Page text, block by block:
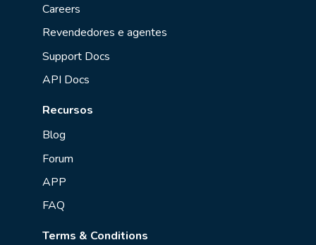
Careers
Revendedores e agentes
Support Docs
API Docs
Recursos
Blog
Forum
APP
FAQ
Terms & Conditions